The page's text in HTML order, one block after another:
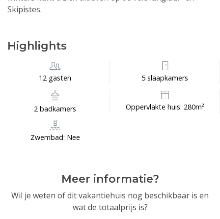
Skipistes.
Highlights
12 gasten 5 slaapkamers
2 badkamers Oppervlakte huis: 280m²
Zwembad: Nee
Meer informatie?
Wil je weten of dit vakantiehuis nog beschikbaar is en
wat de totaalprijs is?